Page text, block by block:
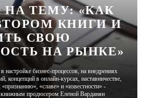
ЧЕЛОВЕК ОСОБЕННЫЙ
КУЛЬТ ЕДЫ
АФИША
ЖУРНАЛ
НА ТЕМУ: «КАК
КНИГИ И
СВОЮ
НА РЫНКЕ»
настройке бизнес-процессов, на внедрениях
концепций в онлайн-курсах, наставничестве,
«славе» и «известности» -
книжным продюсером Еленой Варданян